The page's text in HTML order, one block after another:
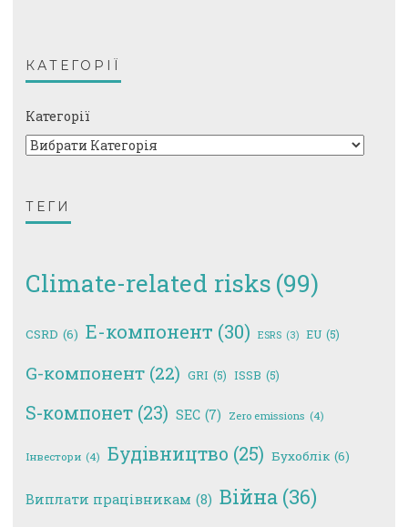
КАТЕГОРІЇ
Категорії
ТЕГИ
Climate-related risks (99)
CSRD (6) E-компонент (30) ESRS (3) EU (5)
G-компонент (22) GRI (5) ISSB (5)
S-компонет (23) SEC (7) Zero emissions (4)
Інвестори (4) Будівництво (25) Бухоблік (6)
Виплати працівникам (8) Війна (36)